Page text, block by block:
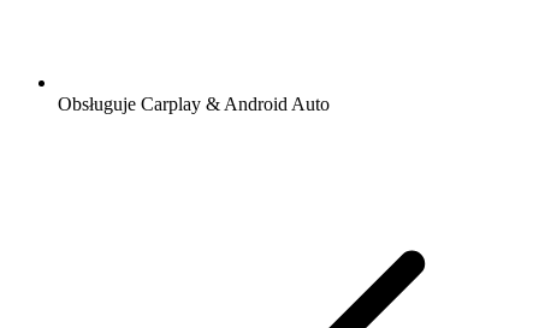
Obsługuje Carplay & Android Auto